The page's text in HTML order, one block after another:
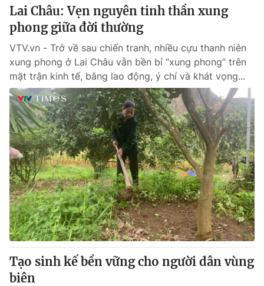
Lai Châu: Vẹn nguyên tinh thần xung
phong giữa đời thường
VTV.vn - Trở về sau chiến tranh, nhiều cựu thanh niên
xung phong ở Lai Châu vẫn bền bỉ “xung phong” trên
mặt trận kinh tế, bằng lao động, ý chí và khát vọng...
Tạo sinh kế bền vững cho người dân vùng
biên